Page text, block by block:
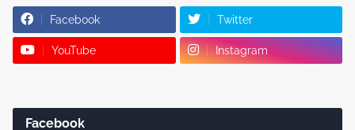
Facebook Twitter
YouTube Instagram
Facebook